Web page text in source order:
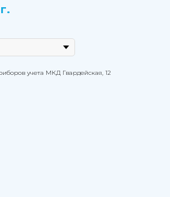
учета МКД Гвардейская, 12